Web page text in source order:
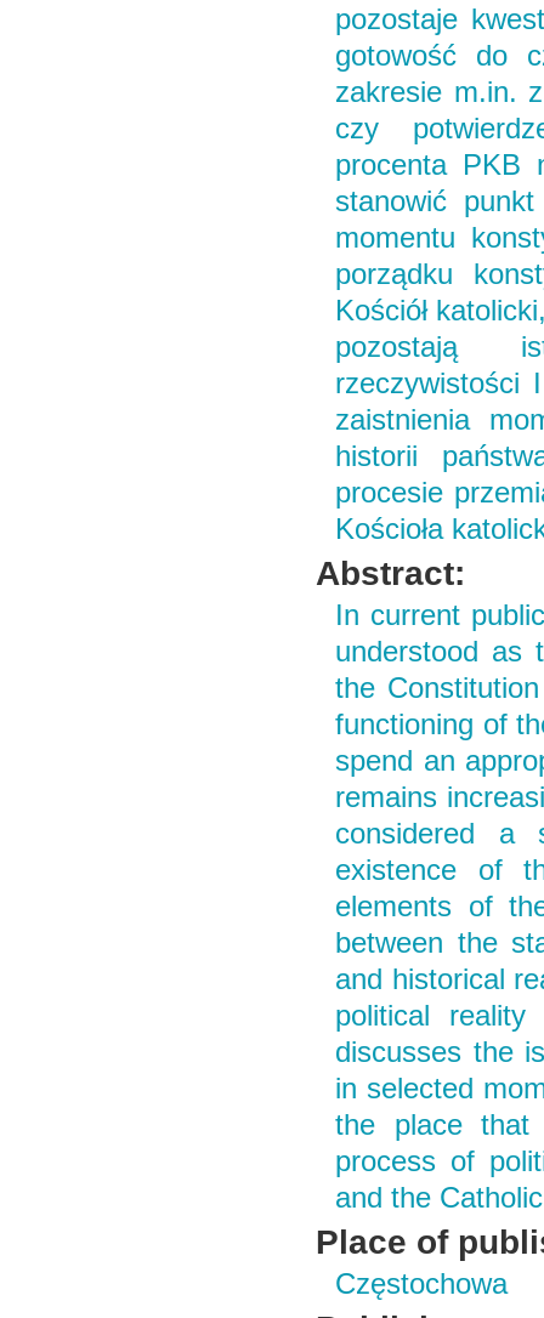
pozostaje
gotowość do
zakresie m.in.
czy
procenta PKB
stanowić
momentu
porządku
Kościół
pozostają
rzeczywistości
zaistnienia
historii
procesie
Kościoła
Abstract:
In current
understood as
the
functioning of
spend an
remains
considered a
existence of
elements of
between the
and historical
political
discusses the
in selected
the place that
process of
and the
Place of
Częstochowa